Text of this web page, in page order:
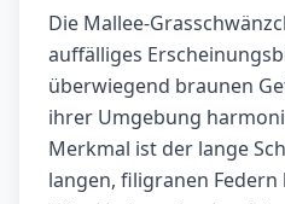
Die Mallee-
auffälliges
überwiegend braunen
ihrer Umgebung
Merkmal ist der lange
langen, filigranen